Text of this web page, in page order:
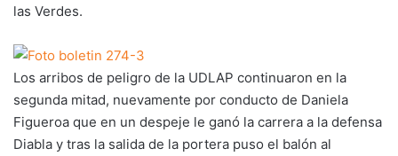
las Verdes.
Los arribos de peligro de la UDLAP continuaron en la
segunda mitad, nuevamente por conducto de Daniela
Figueroa que en un despeje le ganó la carrera a la defensa
Diabla y tras la salida de la portera puso el balón al